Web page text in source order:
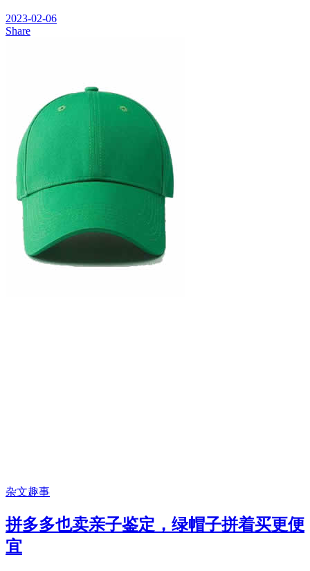
2023-02-06
Share
杂文趣事
拼多多也卖亲子鉴定，绿帽子拼着买更便
宜